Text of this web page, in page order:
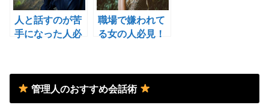
人と話すのが苦
手になった人必
職場で嫌われて
る女の人必見！
管理人のおすすめ会話術